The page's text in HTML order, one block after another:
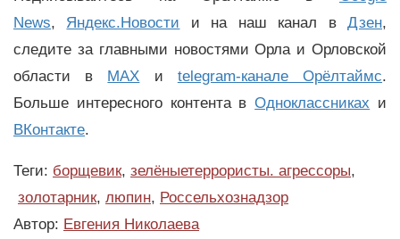
News, Яндекс.Новости и на наш канал вДзен,
следите за главными новостями Орла и Орловской
области в MAX и telegram-канале Орёлтаймс.
Больше интересного контента вОдноклассниках и
ВКонтакте.
Теги: борщевик, зелёныетеррористы. агрессоры,
золотарник, люпин, Россельхознадзор
Автор: Евгения Николаева